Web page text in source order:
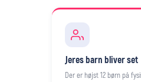
Jeres barn bliver set
Der er højst 12 børn på